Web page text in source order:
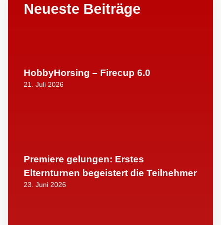
Neueste Beiträge
HobbyHorsing – Firecup 6.0
21. Juli 2026
Premiere gelungen: Erstes
Elternturnen begeistert die Teilnehmer
23. Juni 2026